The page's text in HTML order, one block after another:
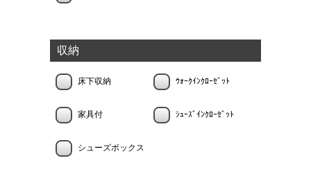
収納
床下収納 ｳｫｰｸｲﾝｸﾛｰｾﾞｯﾄ
家具付 ｼｭｰｽﾞｲﾝｸﾛｰｾﾞｯﾄ
シューズボックス